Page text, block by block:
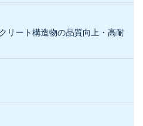
リート構造物の品質向上・高耐